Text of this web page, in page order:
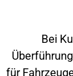
Bei
für